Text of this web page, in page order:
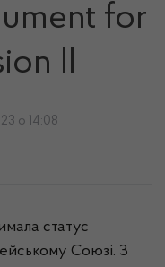
for
II
о 14:08
статус
Союзі. З